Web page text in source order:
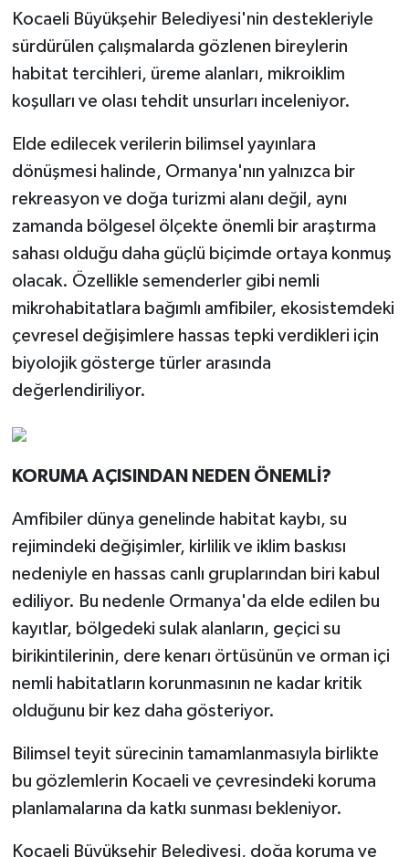
Kocaeli Büyükşehir Belediyesi'nin destekleriyle
sürdürülen çalışmalarda gözlenen bireylerin
habitat tercihleri, üreme alanları, mikroiklim
koşulları ve olası tehdit unsurları inceleniyor.
Elde edilecek verilerin bilimsel yayınlara
dönüşmesi halinde, Ormanya'nın yalnızca bir
rekreasyon ve doğa turizmi alanı değil, aynı
zamanda bölgesel ölçekte önemli bir araştırma
sahası olduğu daha güçlü biçimde ortaya konmuş
olacak. Özellikle semenderler gibi nemli
mikrohabitatlara bağımlı amfibiler, ekosistemdeki
çevresel değişimlere hassas tepki verdikleri için
biyolojik gösterge türler arasında
değerlendiriliyor.
KORUMA AÇISINDAN NEDEN ÖNEMLİ?
Amfibiler dünya genelinde habitat kaybı, su
rejimindeki değişimler, kirlilik ve iklim baskısı
nedeniyle en hassas canlı gruplarından biri kabul
ediliyor. Bu nedenle Ormanya'da elde edilen bu
kayıtlar, bölgedeki sulak alanların, geçici su
birikintilerinin, dere kenarı örtüsünün ve orman içi
nemli habitatların korunmasının ne kadar kritik
olduğunu bir kez daha gösteriyor.
Bilimsel teyit sürecinin tamamlanmasıyla birlikte
bu gözlemlerin Kocaeli ve çevresindeki koruma
planlamalarına da katkı sunması bekleniyor.
Kocaeli Büyükşehir Belediyesi, doğa koruma ve